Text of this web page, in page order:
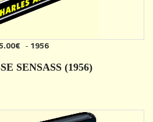
-1956
SENSASS (1956)